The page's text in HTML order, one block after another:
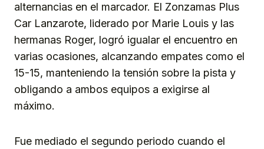
alternancias en el marcador. El Zonzamas Plus
Car Lanzarote, liderado por Marie Louis y las
hermanas Roger, logró igualar el encuentro en
varias ocasiones, alcanzando empates como el
15-15, manteniendo la tensión sobre la pista y
obligando a ambos equipos a exigirse al
máximo.
Fue mediado el segundo periodo cuando el